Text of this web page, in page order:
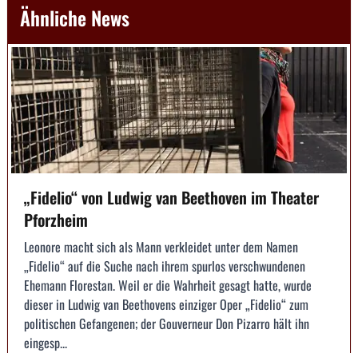
Ähnliche News
„Fidelio“ von Ludwig van Beethoven im Theater
Pforzheim
Leonore macht sich als Mann verkleidet unter dem Namen
„Fidelio“ auf die Suche nach ihrem spurlos verschwundenen
Ehemann Florestan. Weil er die Wahrheit gesagt hatte, wurde
dieser in Ludwig van Beethovens einziger Oper „Fidelio“ zum
politischen Gefangenen; der Gouverneur Don Pizarro hält ihn
eingesp...